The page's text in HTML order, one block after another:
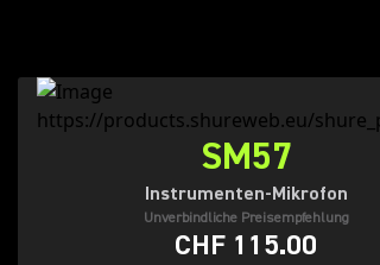
SM57
Instrumenten-Mikrofon
Unverbindliche Preisempfehlung
CHF 115.00